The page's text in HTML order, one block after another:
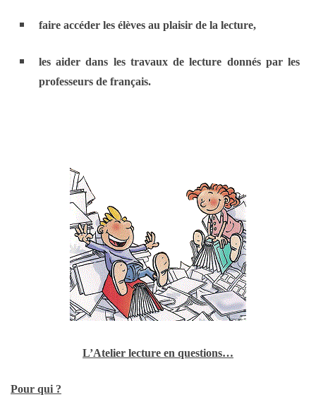
faire accéder les élèves au plaisir de la lecture,
les aider dans les travaux de lecture donnés par les
professeurs de français.
L’Atelier lecture en questions…
Pour qui ?